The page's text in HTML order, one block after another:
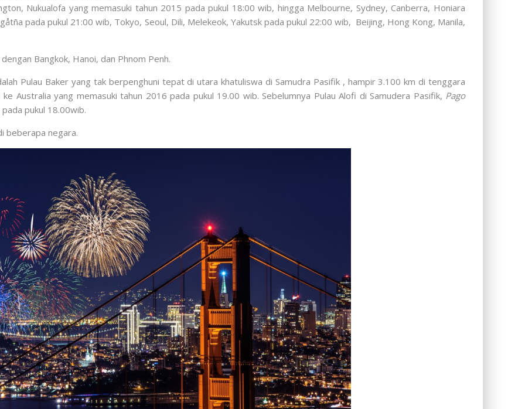
Nukualofa yang memasuki tahun 2015 pada pukul 18:00 wib, hingga Melbourne, Sydney, Canberra, Honiara
pada pukul 21:00 wib, Tokyo, Seoul, Dili, Melekeok, Yakutsk pada pukul 22:00 wib, Beijing, Hong Kong, Manila,
Bangkok, Hanoi, dan Phnom Penh.
Pulau Baker yang tak berpenghuni tepat di utara khatuliswa di Samudra Pasifik , hampir 3.100 km di tenggara
Australia yang memasuki tahun 2016 pada pukul 19.00 wib. Sebelumnya Pulau Alofi di Samudera Pasifik, Pago
pukul 18.00wib.
beberapa negara.